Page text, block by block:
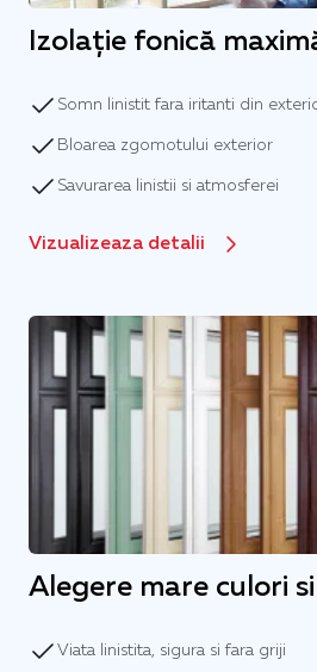
Izolație fonică
Somn linistit fara iritanti din
Bloarea zgomotului exterior
Savurarea linistii si atmosferei
Vizualizeaza detalii
Alegere mare culori
Viata linistita, sigura si fara griji